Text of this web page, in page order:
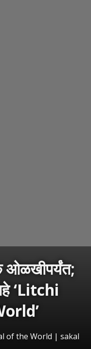
ओळखीपर्यंत;
‘Litchi
of the World | sakal